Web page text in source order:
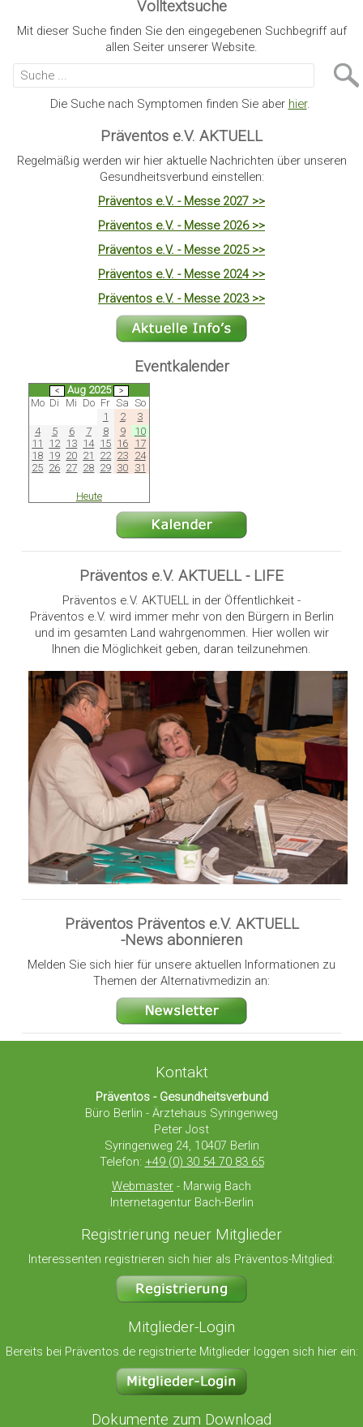
Volltextsuche
Mit dieser Suche finden Sie den eingegebenen Suchbegriff auf
allen Seiter unserer Website.
Die Suche nach Symptomen finden Sie aber hier.
Präventos e.V. AKTUELL
Regelmäßig werden wir hier aktuelle Nachrichten über unseren
Gesundheitsverbund einstellen:
Präventos e.V. - Messe 2027 >>
Präventos e.V. - Messe 2026 >>
Präventos e.V. - Messe 2025 >>
Präventos e.V. - Messe 2024 >>
Präventos e.V. - Messe 2023 >>
Eventkalender
Aug 2025
Mo Di Mi Do Fr Sa So
1
2
3
4
5 6 7 8 9
10
11
12 13 14 15 16 17
18 19 20 21 22 23 24
25 26 27 28 29 30 31
Heute
Präventos e.V. AKTUELL - LIFE
Präventos e.V. AKTUELL in der Öffentlichkeit -
Präventos e.V. wird immer mehr von den Bürgern in Berlin
und im gesamten Land wahrgenommen. Hier wollen wir
Ihnen die Möglichkeit geben, daran teilzunehmen.
Präventos Präventos e.V. AKTUELL
-News abonnieren
Melden Sie sich hier für unsere aktuellen Informationen zu
Themen der Alternativmedizin an:
Kontakt
Präventos - Gesundheitsverbund
Büro Berlin - Ärztehaus Syringenweg
Peter Jost
Syringenweg 24, 10407 Berlin
Telefon: +49 (0) 30 54 70 83 65
Webmaster - Marwig Bach
Internetagentur Bach-Berlin
Registrierung neuer Mitglieder
Interessenten registrieren sich hier als Präventos-Mitglied:
Mitglieder-Login
Bereits bei Präventos.de registrierte Mitglieder loggen sich hier ein:
Dokumente zum Download